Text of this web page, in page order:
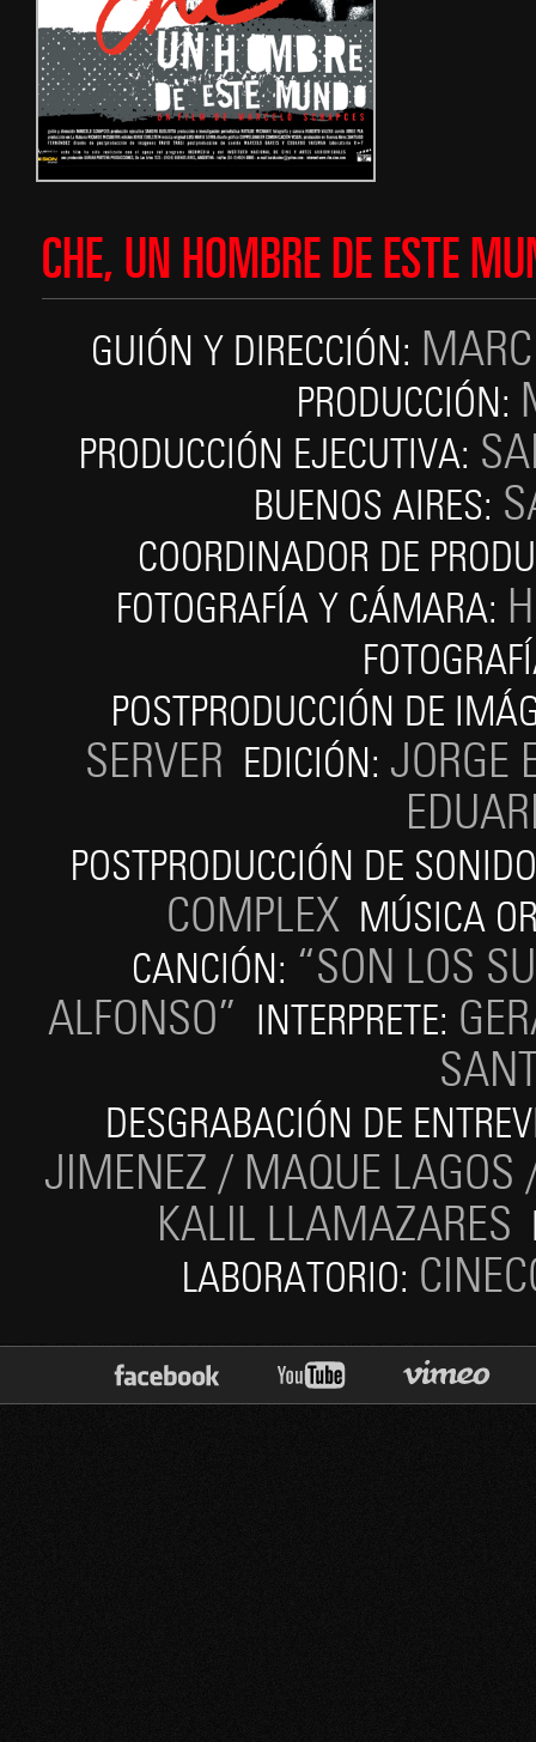
CHE, UN HOMBRE DE ESTE
GUIÓN Y DIRECCIÓN:
PRODUCCIÓN:
PRODUCCIÓN EJECUTIVA:
BUENOS AIRES:
COORDINADOR DE
FOTOGRAFÍA Y CÁMARA:
POSTPRODUCCIÓN DE
SERVER EDICIÓN: JORGE
POSTPRODUCCIÓN DE
COMPLEX MÚSICA
CANCIÓN: “SON LOS
ALFONSO” INTERPRETE:
DESGRABACIÓN DE
JIMENEZ / MAQUE LAGOS
KALIL LLAMAZARES
LABORATORIO: